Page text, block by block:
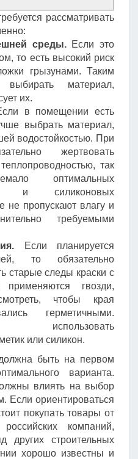
рассматривать
среды.Если это
то есть высокий риск
грызунами. Таким
материал,
их.
в помещении есть
выбрать материал,
водостойкостью. При
жертвовать
так
оптимальных
и силиконовых
не пропускают влагу и
требуемыми
Если планируется
то обязательно
старые следы краски с
гвозди,
чтобы края
герметичными.
использовать
или силикон.
быть на первом
варианта.
влиять на выбор
Если ориентироваться
покупать товары от
компаний,
других строительных
хорошо известны и